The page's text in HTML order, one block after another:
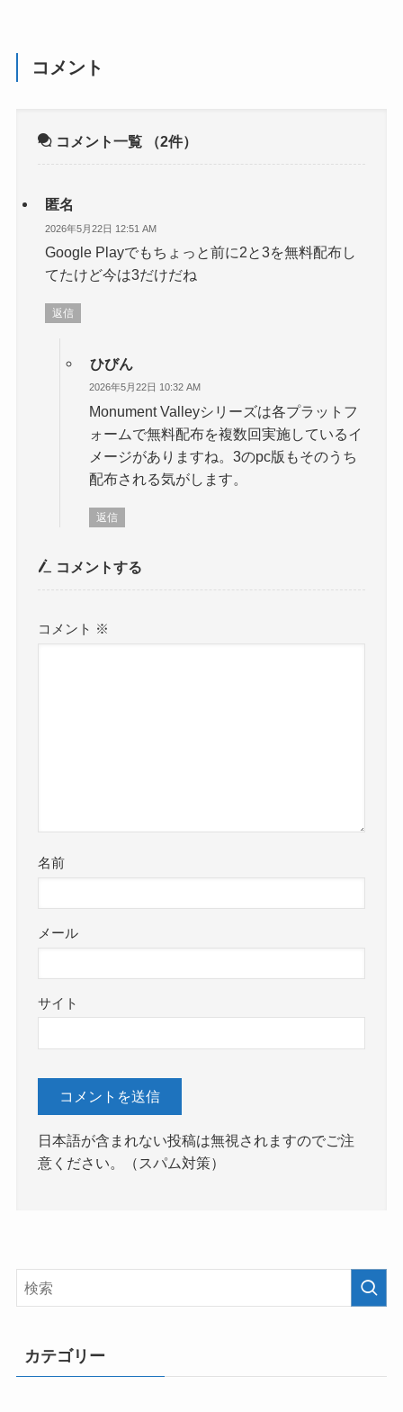
コメント
コメント一覧 （2件）
匿名
2026年5月22日 12:51 AM
Google Playでもちょっと前に2と3を無料配布し
てたけど今は3だけだね
返信
ひびん
2026年5月22日 10:32 AM
Monument Valleyシリーズは各プラットフ
ォームで無料配布を複数回実施しているイ
メージがありますね。3のpc版もそのうち
配布される気がします。
返信
コメントする
コメント ※
名前
メール
サイト
日本語が含まれない投稿は無視されますのでご注
意ください。（スパム対策）
カテゴリー